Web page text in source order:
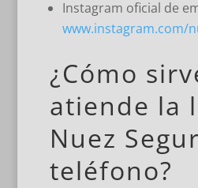
Instagram oficial de
www.instagram.com/
¿Cómo
atiende la
Nuez
teléfono?